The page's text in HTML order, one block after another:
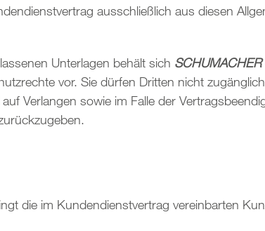
ausschließlich aus diesen
Unterlagen behält sich SCHUMACHER
vor. Sie dürfen Dritten nicht
Verlangen sowie im Falle der
die im Kundendienstvertrag vereinbarten